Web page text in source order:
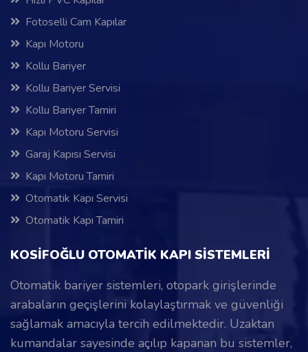
Fotoselli Cam Kapılar
Kapı Motoru
Kollu Bariyer
Kollu Bariyer Servisi
Kollu Bariyer Tamiri
Kapı Motoru Servisi
Garaj Kapısı Servisi
Kapı Motoru Tamiri
Otomatik Kapı Servisi
Otomatik Kapı Tamiri
KOSİFOĞLU OTOMATİK KAPI SİSTEMLERİ
Otomatik bariyer sistemleri, otopark girişlerinde
arabaların geçişlerini kolaylaştırmak ve güvenliği
sağlamak amacıyla tercih edilmektedir. Uzaktan
kumandalar sayesinde açılıp kapanan bu sistemler,